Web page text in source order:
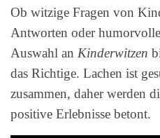
Ob witzige Fragen von
Antworten oder
Auswahl an Kinderwitzen
das Richtige. Lachen ist
zusammen, daher werden
positive Erlebnisse betont.